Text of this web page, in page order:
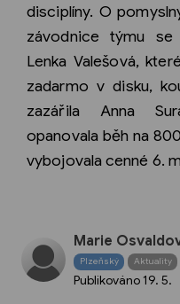
disciplíny. O
závodnice týmu
Lenka Valešová,
zadarmo v disku,
zazářila Anna
opanovala běh na
vybojovala cenné 6.
Marie
Plzeňský Aktuality
Publikováno 19. 5.